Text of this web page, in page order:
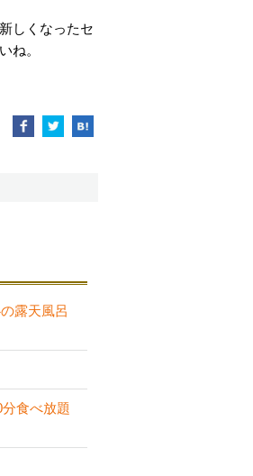
しくなったセ
ね。
露天風呂
食べ放題